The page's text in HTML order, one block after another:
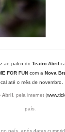
ao palco do Teatro Abril
FOR FUNcom a Nova
até o mês de novembro.
Abril , pela internet (
país.
país, após datas